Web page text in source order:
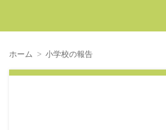
ホーム 小学校の報告